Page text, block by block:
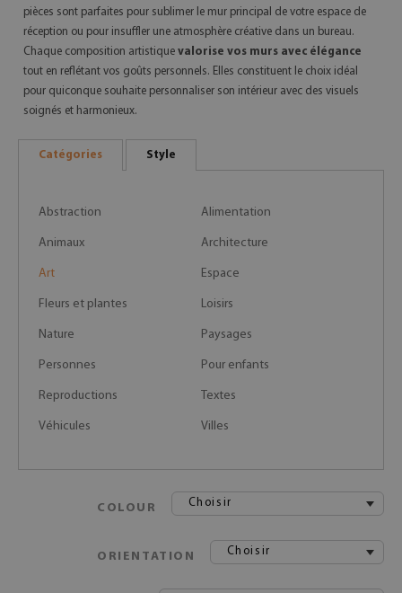
pièces sont parfaites pour sublimer le mur principal de votre espace de
réception ou pour insuffler une atmosphère créative dans un bureau.
Chaque composition artistique valorise vos murs avec élégance
tout en reflétant vos goûts personnels. Elles constituent le choix idéal
pour quiconque souhaite personnaliser son intérieur avec des visuels
soignés et harmonieux.
Catégories Style
Abstraction Alimentation
Animaux Architecture
Art Espace
Fleurs et plantes Loisirs
Nature Paysages
Personnes Pour enfants
Reproductions Textes
Véhicules Villes
COLOUR Choisir
ORIENTATION Choisir